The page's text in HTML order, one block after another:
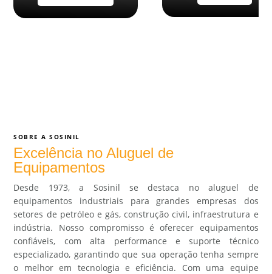
SOBRE A SOSINIL
Excelência no Aluguel de
Equipamentos
Desde 1973, a Sosinil se destaca no aluguel de
equipamentos industriais para grandes empresas dos
setores de petróleo e gás, construção civil, infraestrutura e
indústria. Nosso compromisso é oferecer equipamentos
confiáveis, com alta performance e suporte técnico
especializado, garantindo que sua operação tenha sempre
o melhor em tecnologia e eficiência. Com uma equipe